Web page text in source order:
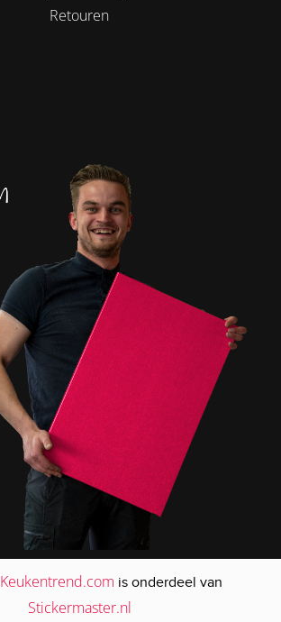
Retouren
Keukentrend.com is onderdeel van
Stickermaster.nl